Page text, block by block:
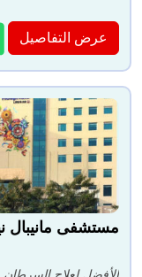
عرض التفاصيل
مستشفى مانيبال